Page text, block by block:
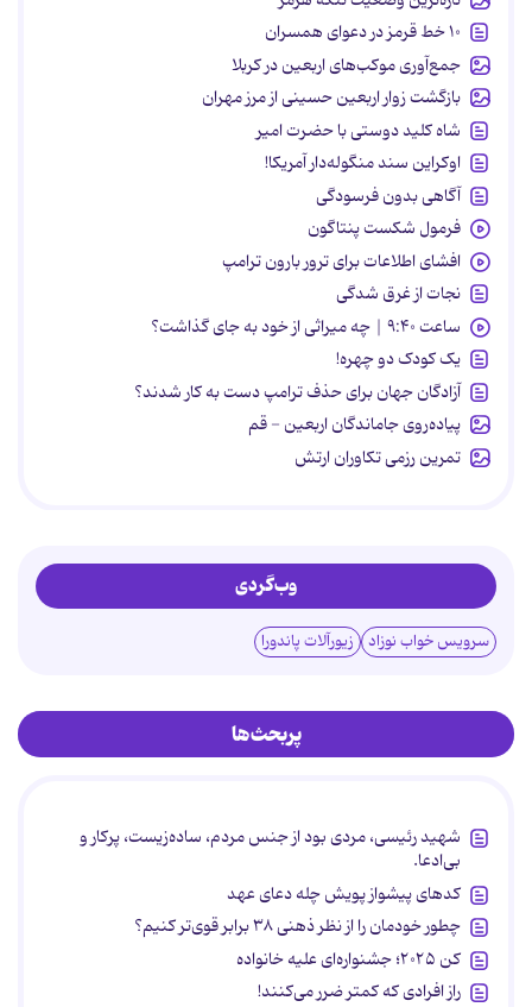
۱۰ خط قرمز در دعوای همسران
جمع‌آوری موکب‌های اربعین در کربلا
بازگشت زوار اربعین حسینی از مرز مهران
شاه کلید دوستی با حضرت امیر
اوکراین سند منگوله‌دار آمریکا!
آگاهی بدون فرسودگی
فرمول شکست پنتاگون
افشای اطلاعات برای ترور بارون ترامپ
نجات از غرق شدگی
ساعت ۹:۴۰ | چه میراثی از خود به جای گذاشت؟
یک کودک دو چهره!
آزادگان جهان برای حذف ترامپ دست به کار شدند؟
پیاده‌روی جاماندگان اربعین - قم
تمرین رزمی تکاوران ارتش
وب‌گردی
سرویس خواب نوزاد زیورآلات پاندورا
پربحث‌ها
شهید رئیسی، مردی بود از جنس مردم، ساده‌زیست، پرکار و
بی‌ادعا.
کدهای پیشواز پویش چله دعای عهد
چطور خودمان را از نظر ذهنی ۳۸ برابر قوی‌تر کنیم؟
کن ۲۰۲۵؛ جشنواره‌ای علیه خانواده
راز افرادی که کمتر ضرر می‌کنند!